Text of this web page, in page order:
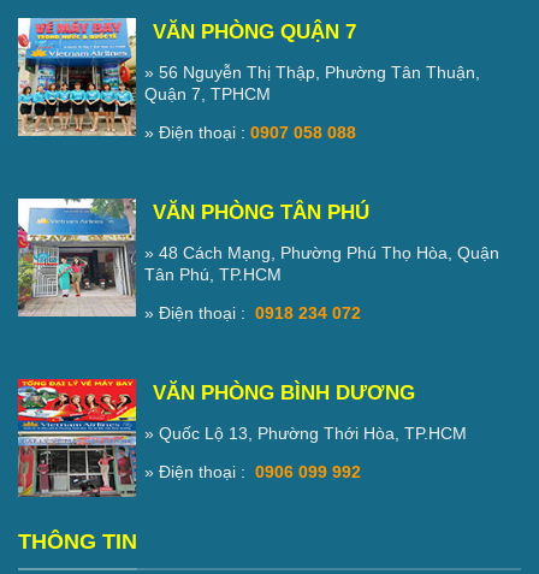
VĂN PHÒNG QUẬN 7
» 56 Nguyễn Thị Thập, Phường Tân Thuận,
Quận 7, TPHCM
» Điện thoại : 0907 058 088
VĂN PHÒNG TÂN PHÚ
» 48 Cách Mạng, Phường Phú Thọ Hòa, Quận
Tân Phú, TP.HCM
» Điện thoại : 0918 234 072
VĂN PHÒNG BÌNH DƯƠNG
» Quốc Lộ 13, Phường Thới Hòa, TP.HCM
» Điện thoại : 0906 099 992
THÔNG TIN